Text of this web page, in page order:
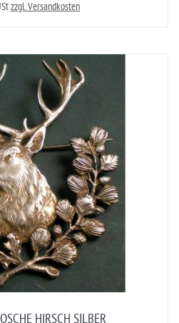
zzgl. Versandkosten
HIRSCH SILBER